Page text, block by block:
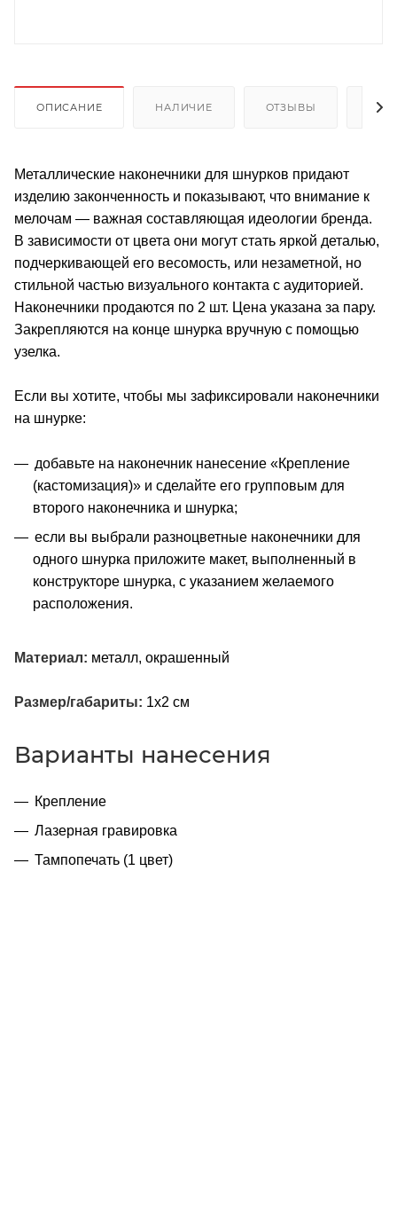
ОПИСАНИЕ НАЛИЧИЕ ОТЗЫВЫ
Металлические наконечники для шнурков придают
изделию законченность и показывают, что внимание к
мелочам — важная составляющая идеологии бренда.
В зависимости от цвета они могут стать яркой деталью,
подчеркивающей его весомость, или незаметной, но
стильной частью визуального контакта с аудиторией.
Наконечники продаются по 2 шт. Цена указана за пару.
Закрепляются на конце шнурка вручную с помощью
узелка.
Если вы хотите, чтобы мы зафиксировали наконечники
на шнурке:
добавьте на наконечник нанесение «Крепление
(кастомизация)» и сделайте его групповым для
второго наконечника и шнурка;
если вы выбрали разноцветные наконечники для
одного шнурка приложите макет, выполненный в
конструкторе шнурка, с указанием желаемого
расположения.
Материал: металл, окрашенный
Размер/габариты: 1х2 см
Варианты нанесения
Крепление
Лазерная гравировка
Тампопечать (1 цвет)